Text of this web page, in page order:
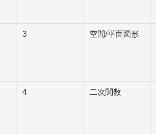
3 空間/平面図形
4 二次関数